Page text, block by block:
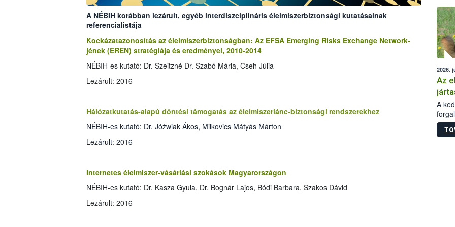
A NÉBIH korábban lezárult, egyéb interdiszciplináris élelmiszerbiztonsági kutatásainak
referencialistája
Kockázatazonosítás az élelmiszerbiztonságban: Az EFSA Emerging Risks Exchange Network-
jének (EREN) stratégiája és eredményei, 2010-2014
NÉBIH-es kutató: Dr. Szeitzné Dr. Szabó Mária, Cseh Júlia
Lezárult: 2016
Hálózatkutatás-alapú döntési támogatás az élelmiszerlánc-biztonsági rendszerekhez
NÉBIH-es kutató: Dr. Jóźwiak Ákos, Milkovics Mátyás Márton
Lezárult: 2016
Internetes élelmiszer-vásárlási szokások Magyarországon
NÉBIH-es kutató: Dr. Kasza Gyula, Dr. Bognár Lajos, Bódi Barbara, Szakos Dávid
Lezárult: 2016
2026.
Az
A